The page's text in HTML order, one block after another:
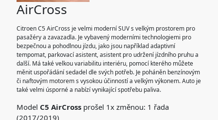
AirCross
Citroen C5 AirCross je velmi moderní SUV s velkým prostorem pro
pasažéry a zavazadla. Je vybavený moderními technologiemi pro
bezpečnou a pohodlnou jízdu, jako jsou například adaptivní
tempomat, parkovací asistent, asistent pro udržení jízdního pruhu a
další. Má také velkou variabilitu interiéru, pomocí kterého můžete
měnit uspořádání sedadel dle svých potřeb. Je poháněn benzínovým
či naftovým motorem s vysokou účinností a velkým výkonem. Auto je
také velmi úsporné a nabízí vynikající spotřebu paliva.
Model C5 AirCrossprošel 1x změnou: 1 řada
(2017/2019)